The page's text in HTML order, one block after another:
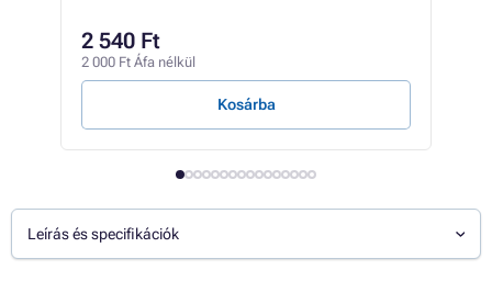
2 540 Ft
2 000 Ft Áfa nélkül
Kosárba
Leírás és specifikációk